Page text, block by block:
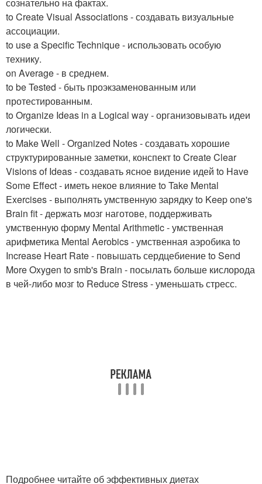
to Create Visual Associations - создавать визуальные
ассоциации.
to use a Specific Technique - использовать особую
технику.
on Average - в среднем.
to be Tested - быть проэкзаменованным или
протестированным.
to Organize Ideas in a Logical way - организовывать идеи
логически.
to Make Well - Organized Notes - создавать хорошие
структурированные заметки, конспект to Create Clear
Visions of Ideas - создавать ясное видение идей to Have
Some Effect - иметь некое влияние to Take Mental
Exercises - выполнять умственную зарядку to Keep one's
Brain fit - держать мозг наготове, поддерживать
умственную форму Mental Arithmetic - умственная
арифметика Mental Aerobics - умственная аэробика to
Increase Heart Rate - повышать сердцебиение to Send
More Oxygen to smb's Brain - посылать больше кислорода
в чей-либо мозг to Reduce Stress - уменьшать стресс.
Подробнее читайте об эффективных диетах